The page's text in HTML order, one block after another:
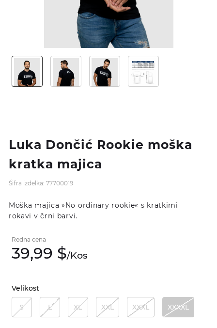
Luka Dončić Rookie moška
kratka majica
Šifra izdelka: 77700019
Moška majica »No ordinary rookie« s kratkimi
rokavi v črni barvi.
Redna cena
39,99 $/Kos
Velikost
S L XL XXL XXXL XXXXL